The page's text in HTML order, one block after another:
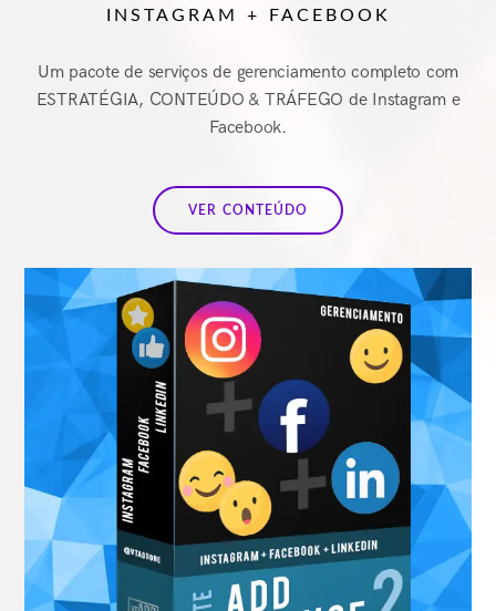
INSTAGRAM + FACEBOOK
Um pacote de serviços de gerenciamento completo com
ESTRATÉGIA, CONTEÚDO & TRÁFEGO de Instagram e
Facebook.
VER CONTEÚDO